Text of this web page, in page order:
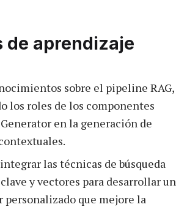
de aprendizaje
sobre el pipeline RAG,
los roles de los componentes
en la generación de
las técnicas de búsqueda
y vectores para desarrollar un
personalizado que mejore la